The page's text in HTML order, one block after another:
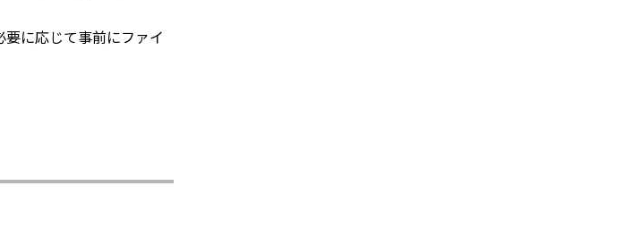
に応じて事前にファイ